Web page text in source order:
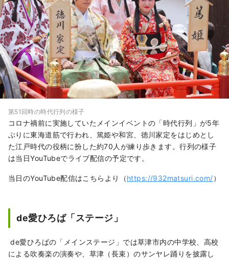
第51回時の時代行列の様子
コロナ禍前に実施していたメインイベントの「時代行列」が5年
ぶりに東海道筋で行われ、篤姫や和宮、徳川家定をはじめとし
た江戸時代の役柄に扮した約70人が練り歩きます。行列の様子
は当日YouTubeでライブ配信の予定です。
当日のYouTube配信はこちらより（https://932matsuri.com/）
de愛ひろば「ステージ」
de愛ひろばの「メインステージ」では草津市内の中学校、高校
による吹奏楽の演奏や、草津（長束）のサンヤレ踊りを披露し